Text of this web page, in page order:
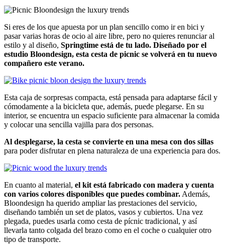
Si eres de los que apuesta por un plan sencillo como ir en bici y
pasar varias horas de ocio al aire libre, pero no quieres renunciar al
estilo y al diseño, Springtime está de tu lado. Diseñado por el
estudio Bloondesign, esta cesta de picnic se volverá en tu nuevo
compañero este verano.
Esta caja de sorpresas compacta, está pensada para adaptarse fácil y
cómodamente a la bicicleta que, además, puede plegarse. En su
interior, se encuentra un espacio suficiente para almacenar la comida
y colocar una sencilla vajilla para dos personas.
Al desplegarse, la cesta se convierte en una mesa con dos sillas
para poder disfrutar en plena naturaleza de una experiencia para dos.
En cuanto al material, el kit está fabricado con madera y cuenta
con varios colores disponibles que puedes combinar. Además,
Bloondesign ha querido ampliar las prestaciones del servicio,
diseñando también un set de platos, vasos y cubiertos. Una vez
plegada, puedes usarla como cesta de pícnic tradicional, y así
llevarla tanto colgada del brazo como en el coche o cualquier otro
tipo de transporte.